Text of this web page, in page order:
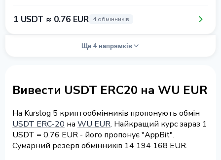
1 USDT ≈ 0.76 EUR 4 обмінників
Ще 4 напрямків
Вивести USDT ERC20 на WU EUR
На Kurslog 5 криптообмінників пропонують обмін
USDT ERC-20 на WU EUR. Найкращий курс зараз 1
USDT = 0.76 EUR - його пропонує "AppBit".
Сумарний резерв обмінників 14 194 168 EUR.